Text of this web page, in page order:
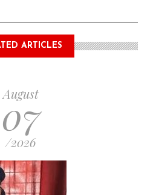
ARTICLES
August
07
/2026